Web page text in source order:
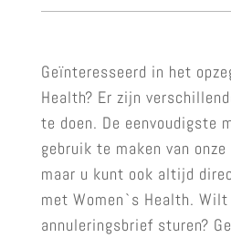
Geïnteresseerd in het
Health? Er zijn
te doen. De eenvoudigste
gebruik te maken van
maar u kunt ook altijd
met Women`s Health. Wilt
annuleringsbrief sturen?